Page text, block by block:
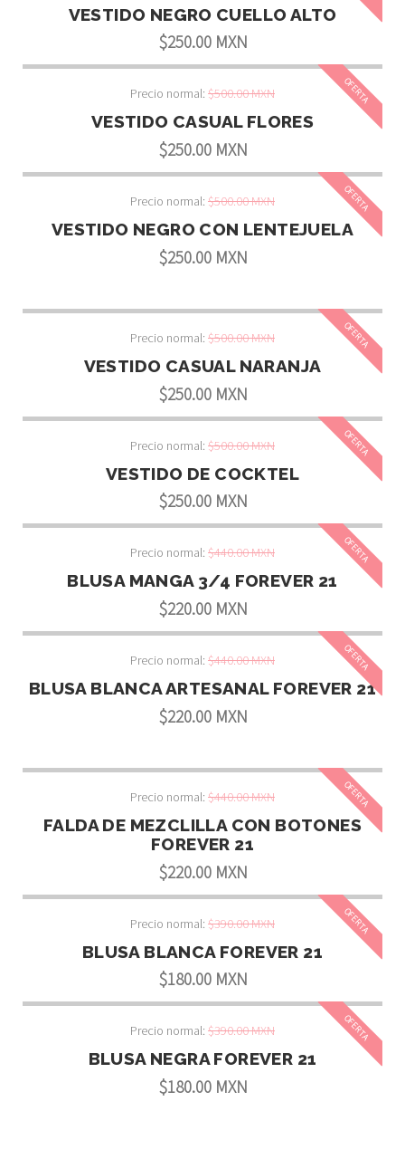
VESTIDO NEGRO CUELLO ALTO
$250.00 MXN
OFERTA
Precio normal: $500.00 MXN
VESTIDO CASUAL FLORES
$250.00 MXN
OFERTA
Precio normal: $500.00 MXN
VESTIDO NEGRO CON LENTEJUELA
$250.00 MXN
OFERTA
Precio normal: $500.00 MXN
VESTIDO CASUAL NARANJA
$250.00 MXN
OFERTA
Precio normal: $500.00 MXN
VESTIDO DE COCKTEL
$250.00 MXN
OFERTA
Precio normal: $440.00 MXN
BLUSA MANGA 3/4 FOREVER 21
$220.00 MXN
OFERTA
Precio normal: $440.00 MXN
BLUSA BLANCA ARTESANAL FOREVER 21
$220.00 MXN
OFERTA
Precio normal: $440.00 MXN
FALDA DE MEZCLILLA CON BOTONES
FOREVER 21
$220.00 MXN
OFERTA
Precio normal: $390.00 MXN
BLUSA BLANCA FOREVER 21
$180.00 MXN
OFERTA
Precio normal: $390.00 MXN
BLUSA NEGRA FOREVER 21
$180.00 MXN